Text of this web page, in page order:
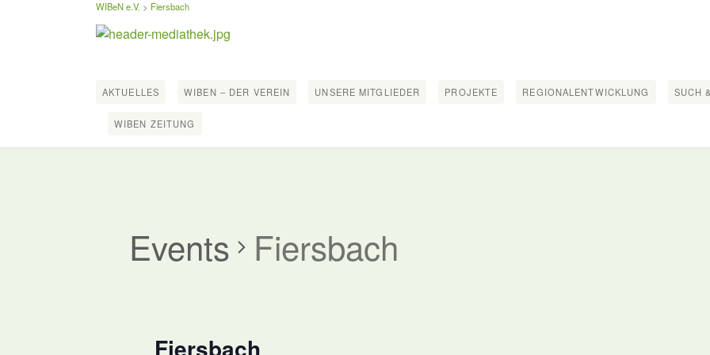
WIBeN e.V. > Fiersbach
AKTUELLES WIBEN – DER VEREIN UNSERE MITGLIEDER PROJEKTE REGIONALENTWICKLUNG SUCH
WIBEN ZEITUNG
Events Fiersbach
Fiersbach